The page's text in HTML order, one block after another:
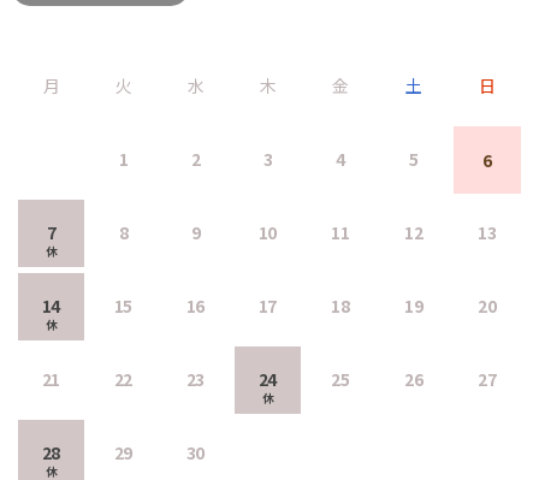
月 火 水 木 金 土 日
1 2 3 4 5 6
7 8 9 10 11 12 13
14 15 16 17 18 19 20
21 22 23 24 25 26 27
28 29 30